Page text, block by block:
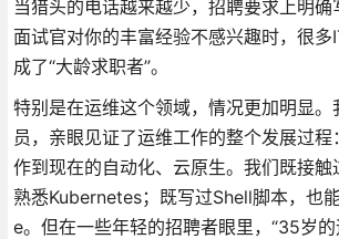
当猎头的电话越来越少，招聘要求上明确
面试官对你的丰富经验不感兴趣时，很
成了“大龄求职者”。
特别是在运维这个领域，情况更加明显。
员，亲眼见证了运维工作的整个发展过
作到现在的自动化、云原生。我们既接
熟悉Kubernetes；既写过Shell脚本，也
e。但在一些年轻的招聘者眼里，“35岁的